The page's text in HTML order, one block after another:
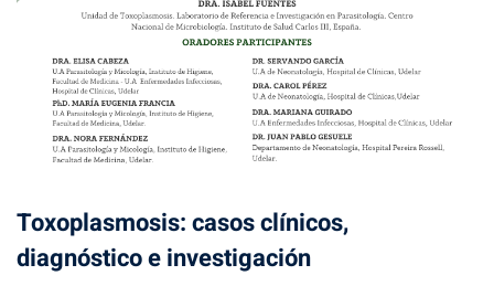
Toxoplasmosis: casos clínicos,
diagnóstico e investigación